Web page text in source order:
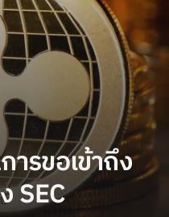
ารขอเข้าถึง
SEC